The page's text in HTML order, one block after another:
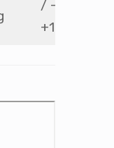
/ -100 /
+100 kg